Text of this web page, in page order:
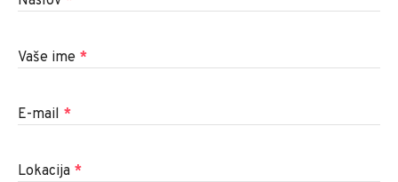
Vaše ime *
E-mail *
Lokacija *